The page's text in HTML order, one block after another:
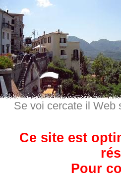
Se voi cercate il
Ce site est
Pour